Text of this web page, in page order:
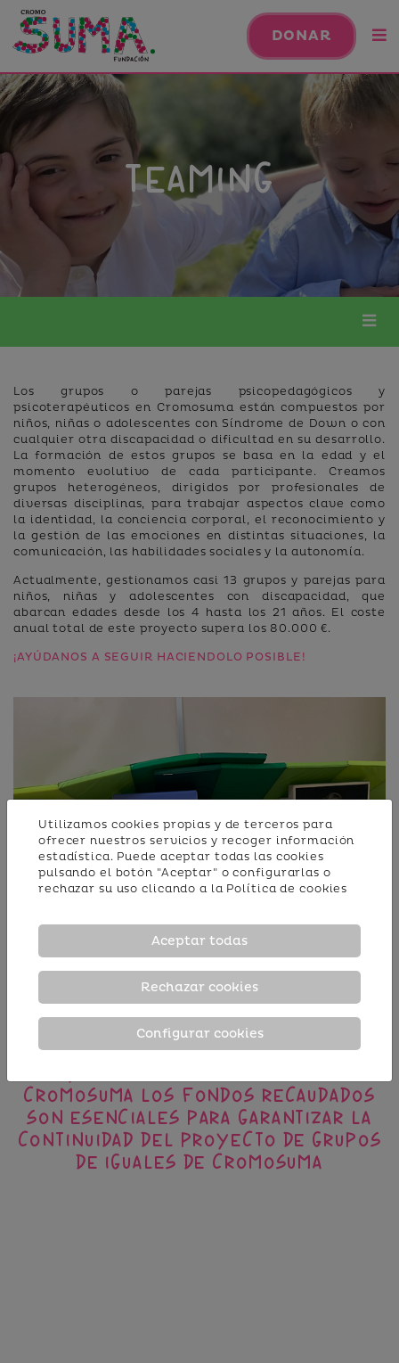
DONAR
TEAMING
Los grupos o parejas psicopedagógicos y
psicoterapéuticos en Cromosuma están compuestos por
niños, niñas o adolescentes con Síndrome de Down o con
cualquier otra discapacidad o dificultad en su desarrollo.
La formación de estos grupos se basa en la edad y el
momento evolutivo de cada participante. Creamos
grupos heterogéneos, dirigidos por profesionales de
diversas disciplinas, para trabajar aspectos clave como
la identidad, la conciencia corporal, el reconocimiento y
la gestión de las emociones en distintas situaciones, la
comunicación, las habilidades sociales y la autonomía.
Actualmente, gestionamos casi 13 grupos y parejas para
niños, niñas y adolescentes con discapacidad, que
abarcan edades desde los 4 hasta los 21 años. El coste
anual total de este proyecto supera los 80.000 €.
¡AYÚDANOS A SEGUIR HACIENDOLO POSIBLE!
Cromosuma Los fondos recaudados
son esenciales para garantizar la
continuidad del Proyecto de Grupos
de Iguales de Cromosuma
Utilizamos cookies propias y de terceros para
ofrecer nuestros servicios y recoger información
estadística. Puede aceptar todas las cookies
pulsando el botón "Aceptar" o configurarlas o
rechazar su uso clicando a la Política de cookies
Aceptar todas
Rechazar cookies
Configurar cookies